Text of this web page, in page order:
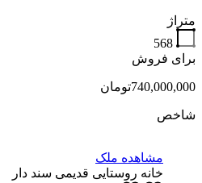
متراژ
568
برای فروش
740,000,000تومان
شاخص
مشاهده ملک
خانه روستایی قدیمی سند دار